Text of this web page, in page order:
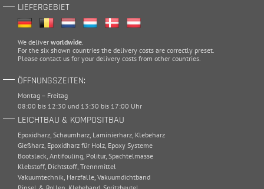
LIEFERGEBIET
We deliver worldwide
For the six shown countries the delivery costs are correctly preset.
Please contact us for your delivery costs from other countries.
ÖFFNUNGSZEITEN:
Montag – Freitag
08:00 bis 12:30 und 13:30 bis 17:00 Uhr
LEICHTBAU & KOMPOSITBAU
Epoxidharz Schaumharz Laminierharz Klebeharz
Gießharz Epoxidharz für Holz Epoxy Systeme
Bootslack Antifouling Politur, Spachtelmasse
Klebstoff Dichtstoff Trennmittel
Vakuumtechnik Harzfalle Vakuumdichtband